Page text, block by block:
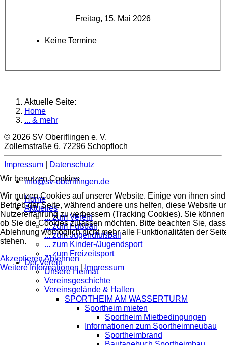
Freitag, 15. Mai 2026
Keine Termine
Aktuelle Seite:
Home
... & mehr
© 2026 SV Oberiflingen e. V.
Zollernstraße 6, 72296 Schopfloch
Impressum
Datenschutz
info@sv-oberiflingen.de
Home
Aktuelles
... zum Verein
... zum Fußball
... zum Jugendfußball
... zum Kinder-/Jugendsport
... zum Freizeitsport
Der Verein
Unsere Heimat
Vereinsgeschichte
Vereinsgelände & Hallen
SPORTHEIM AM WASSERTURM
Sportheim mieten
Sportheim Mietbedingungen
Informationen zum Sportheimneubau
Sportheimbrand
Wir benutzen Cookies
Wir nutzen Cookies auf unserer Website. Einige von ihnen
Betrieb der Seite, während andere uns helfen, diese Website
Nutzererfahrung zu verbessern (Tracking Cookies). Sie
ob Sie die Cookies zulassen möchten. Bitte beachten Sie,
Ablehnung womöglich nicht mehr alle Funktionalitäten der
stehen.
Akzeptieren Ablehnen
Weitere Informationen | Impressum